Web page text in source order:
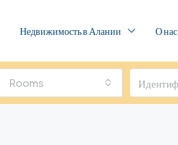
Недвижимость в Алании О нас
Rooms